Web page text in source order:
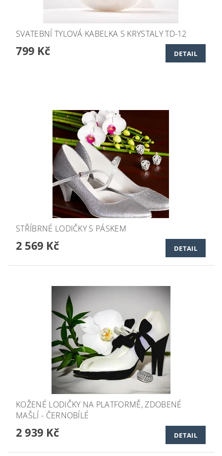
SVATEBNÍ TYLOVÁ KABELKA S KRYSTALY TD-12
799 Kč DETAIL
STŘÍBRNÉ LODIČKY S PÁSKEM
2 569 Kč DETAIL
KOŽENÉ LODIČKY NA PLATFORMĚ, ZDOBENÉ
MAŠLÍ - ČERNOBÍLÉ
2 939 Kč DETAIL